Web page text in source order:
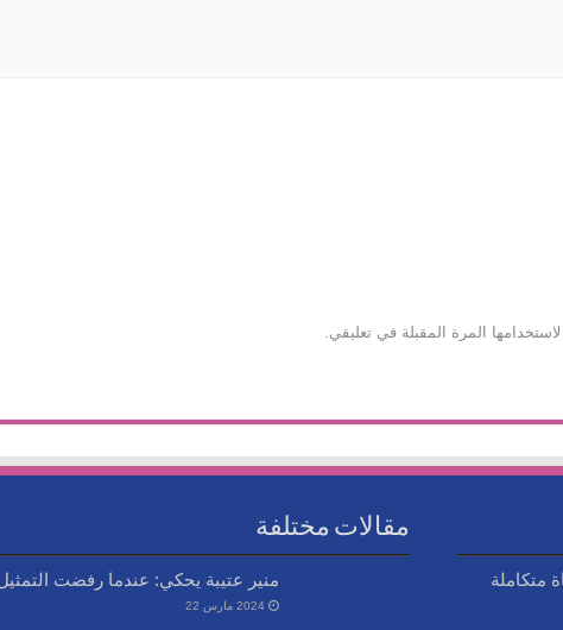
المرة المقبلة في تعليقي.
متكاملة
مقالات مختلفة
منير عتيبة يحكي: عندما رفضت
2024 مارس 22